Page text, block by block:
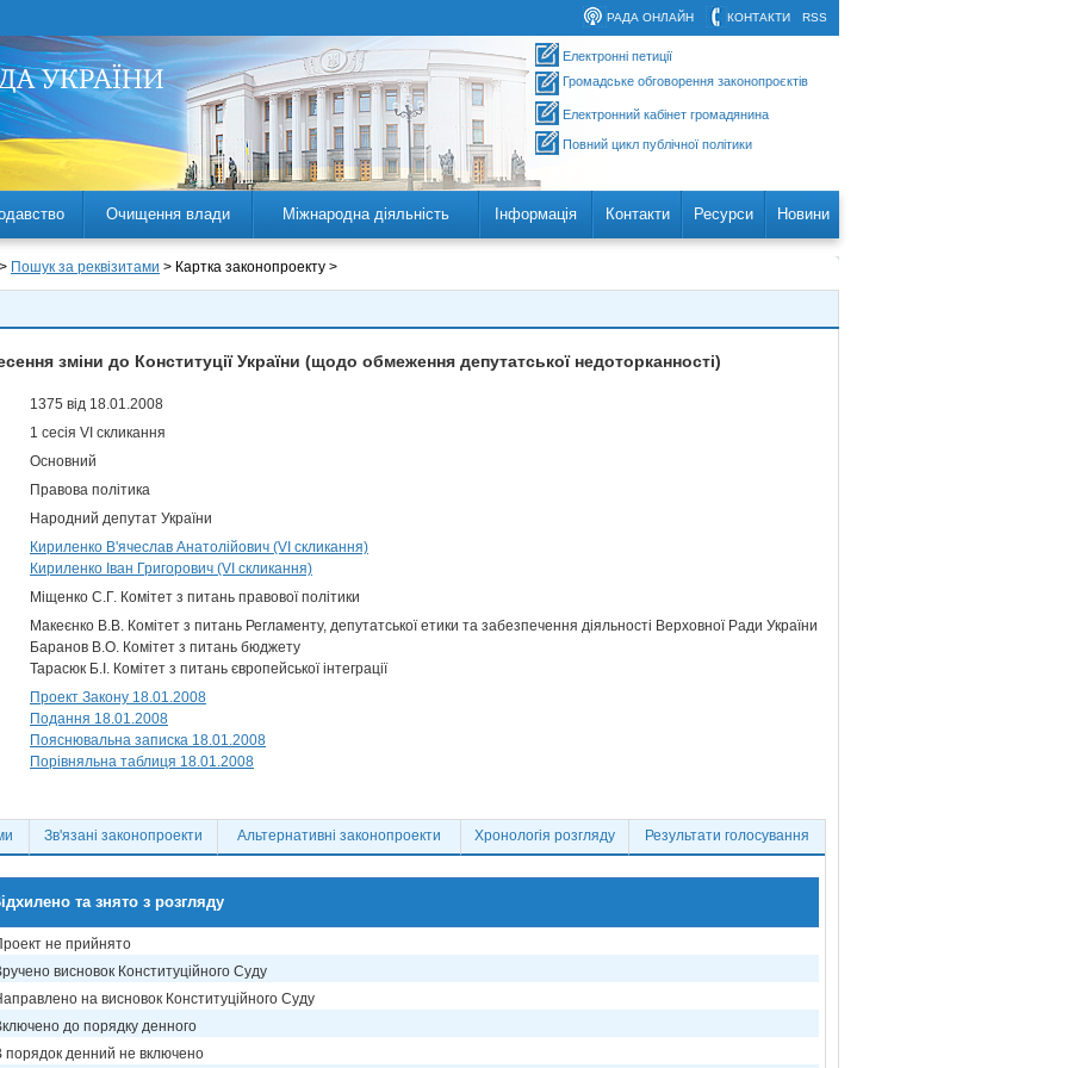
RSS
КОНТАКТИ
РАДА ОНЛАЙН
Електронні петиції
Громадське обговорення законопроєктів
Електронний кабінет громадянина
Повний цикл публічної політики
Очищення влади Міжнародна діяльність Інформація Контакти Ресурси Новини
Пошук за реквізитами > Картка законопроекту >
зміни до Конституції України (щодо обмеження депутатської недоторканності)
1375 від 18.01.2008
1 сесія VI скликання
Основний
Правова політика
Народний депутат України
Кириленко В'ячеслав Анатолійович (VI скликання)
Кириленко Іван Григорович (VI скликання)
Міщенко С.Г. Комітет з питань правової політики
Макеєнко В.В. Комітет з питань Регламенту, депутатської етики та забезпечення діяльності Верховної Ради України
Баранов В.О. Комітет з питань бюджету
Тарасюк Б.І. Комітет з питань європейської інтеграції
Проект Закону 18.01.2008
Подання 18.01.2008
Пояснювальна записка 18.01.2008
Порівняльна таблиця 18.01.2008
Зв'язані законопроекти Альтернативні законопроекти Хронологія розгляду Результати голосування
та знято з розгляду
не прийнято
висновок Конституційного Суду
на висновок Конституційного Суду
до порядку денного
порядок денний не включено